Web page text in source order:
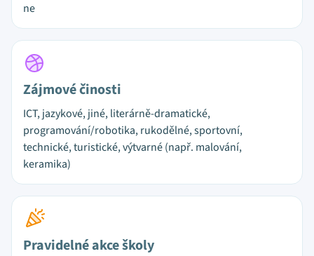
ne
Zájmové činosti
ICT, jazykové, jiné, literárně-dramatické,
programování/robotika, rukodělné, sportovní,
technické, turistické, výtvarné (např. malování,
keramika)
Pravidelné akce školy